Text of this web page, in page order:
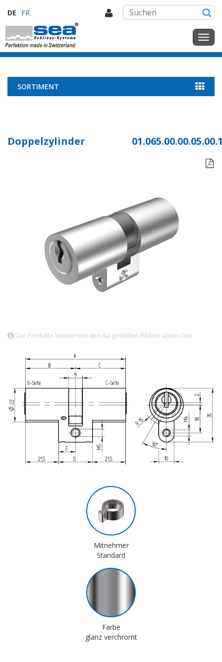
DE FR
SORTIMENT
Doppelzylinder

Die Produkte können von den dargestellten Bildern abweichen
Mitnehmer
Standard
Farbe
glanz verchromt